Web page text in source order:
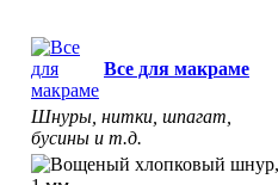
Все для макраме
Шнуры, нитки, шпагат,
бусины и т.д.